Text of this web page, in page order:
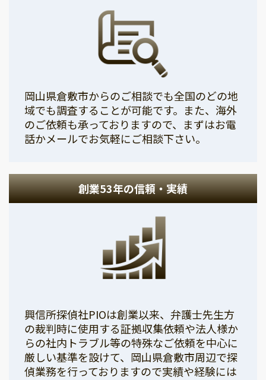
岡山県倉敷市からのご相談でも全国のどの地
域でも調査することが可能です。また、海外
のご依頼も承っておりますので、まずはお電
話かメールでお気軽にご相談下さい。
創業53年の信頼・実績
興信所探偵社PIOは創業以来、弁護士先生方
の裁判時に使用する証拠収集依頼や法人様か
らの社内トラブル等の特殊なご依頼を中心に
厳しい基準を設けて、岡山県倉敷市周辺で探
偵業務を行っておりますので実績や経験には